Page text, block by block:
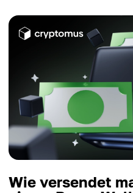
Wie versendet